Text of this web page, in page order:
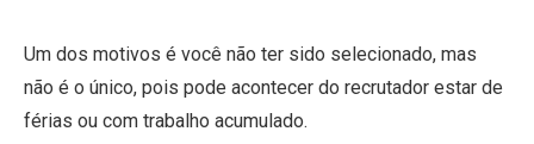
Um dos motivos é você não ter sido selecionado, mas
não é o único, pois pode acontecer do recrutador estar de
férias ou com trabalho acumulado.